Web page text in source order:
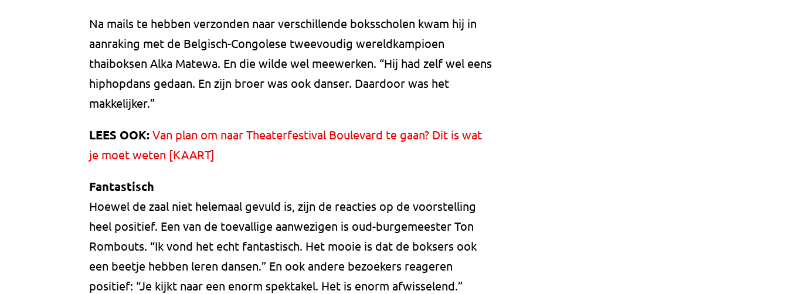
Na mails te hebben verzonden naar verschillende boksscholen kwam hij in
aanraking met de Belgisch-Congolese tweevoudig wereldkampioen
thaiboksen Alka Matewa. En die wilde wel meewerken. “Hij had zelf wel eens
hiphopdans gedaan. En zijn broer was ook danser. Daardoor was het
makkelijker.”
LEES OOK: Van plan om naar Theaterfestival Boulevard te gaan? Dit is wat
je moet weten [KAART]
Fantastisch
Hoewel de zaal niet helemaal gevuld is, zijn de reacties op de voorstelling
heel positief. Een van de toevallige aanwezigen is oud-burgemeester Ton
Rombouts. “Ik vond het echt fantastisch. Het mooie is dat de boksers ook
een beetje hebben leren dansen.” En ook andere bezoekers reageren
positief: “Je kijkt naar een enorm spektakel. Het is enorm afwisselend.”